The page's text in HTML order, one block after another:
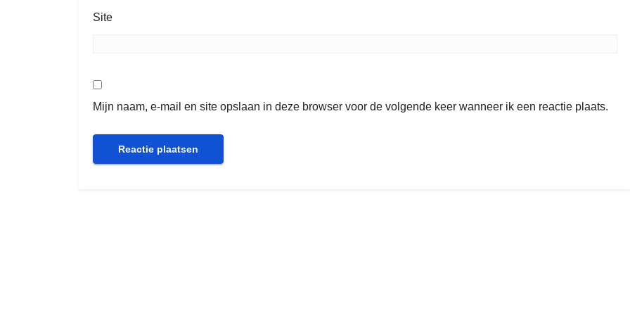
Site
Mijn naam, e-mail en site opslaan in deze browser voor de volgende keer wanneer ik een reactie plaats.